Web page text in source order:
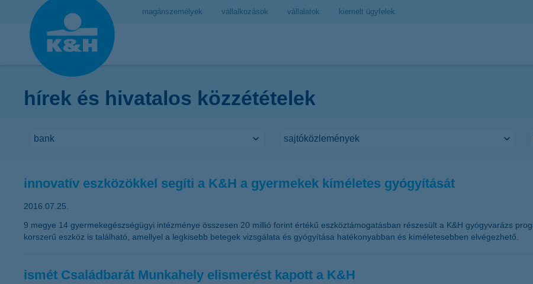
magánszemélyek vállalkozások vállalatok kiemelt ügyfelek
hírek és hivatalos közzétételek
innovatív eszközökkel segíti a K&H a gyermekek kíméletes gyógyítását
2016.07.25.
9 megye 14 gyermekegészségügyi intézménye összesen 20 millió forint értékű eszköztámogatásban részesült a K&H gyógyvarázs
korszerű eszköz is található, amellyel a legkisebb betegek vizsgálata és gyógyítása hatékonyabban és kíméletesebben elvégezhető.
ismét Családbarát Munkahely elismerést kapott a K&H